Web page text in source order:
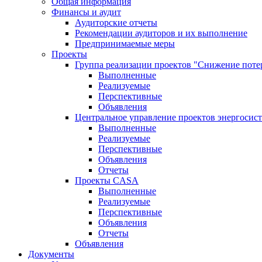
Финансы и аудит
Аудиторские отчеты
Рекомендации аудиторов и их выполнение
Предпринимаемые меры
Проекты
Группа реализации проектов "Снижение
Выполненные
Реализуемые
Перспективные
Объявления
Центральное управление проектов
Выполненные
Реализуемые
Перспективные
Объявления
Отчеты
Проекты CASA
Выполненные
Реализуемые
Перспективные
Объявления
Отчеты
Объявления
Документы